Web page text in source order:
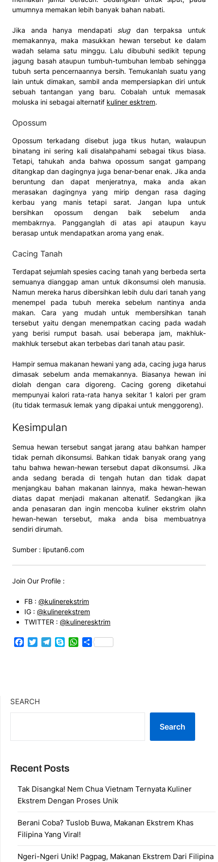
umumnya memakan lebih banyak bahan nabati.
Jika anda hanya mendapati slugdan terpaksa untuk
memakannya, maka masukkan hewan tersebut ke dalam
wadah selama satu minggu. Lalu dibubuhi sedikit tepung
jagung basah ataupun tumbuh-tumbuhan lembab sehingga
tubuh serta pencernaannya bersih. Temukanlah suatu yang
lain untuk dimakan, sambil anda mempersiapkan diri untuk
sebuah tantangan yang baru. Cobalah untuk memasak
moluska ini sebagai alternatif kuliner esktrem.
Opossum
Opossum terkadang disebut juga tikus hutan, walaupun
binatang ini sering kali disalahpahami sebagai tikus biasa.
Tetapi, tahukah anda bahwa opossum sangat gampang
ditangkap dan dagingnya juga benar-benar enak. Jika anda
beruntung dan dapat menjeratnya, maka anda akan
merasakan dagingnya yang mirip dengan rasa daging
kerbau yang manis tetapi sarat. Jangan lupa untuk
bersihkan opossum dengan baik sebelum anda
membakrnya. Pangganglah di atas api ataupun kayu
berasap untuk mendapatkan aroma yang enak.
Cacing Tanah
Terdapat sejumlah spesies cacing tanah yang berbeda serta
semuanya dianggap aman untuk dikonsumsi oleh manusia.
Namun mereka harus dibersihkan lebih dulu dari tanah yang
menempel pada tubuh mereka sebelum nantinya anda
makan. Cara yang mudah untuk membersihkan tanah
tersebut yaitu dengan menempatkan cacing pada wadah
yang berisi rumput basah. usai beberapa jam, makhluk-
makhluk tersebut akan terbebas dari tanah atau pasir.
Hampir semua makanan hewani yang ada, cacing juga harus
dimasak sebelum anda memakannya. Biasanya hewan ini
diolah dengan cara digoreng. Cacing goreng diketahui
mempunyai kalori rata-rata hanya sekitar 1 kalori per gram
(itu tidak termasuk lemak yang dipakai untuk menggoreng).
Kesimpulan
Semua hewan tersebut sangat jarang atau bahkan hamper
tidak pernah dikonsumsi. Bahkan tidak banyak orang yang
tahu bahwa hewan-hewan tersebut dapat dikonsumsi. Jika
anda sedang berada di tengah hutan dan tidak dapat
menjangkau bahan makanan lainnya, maka hewan-hewan
diatas dapat menjadi makanan altenatif. Sedangkan jika
anda penasaran dan ingin mencoba kuliner ekstrim olahn
hewan-hewan tersebut, maka anda bisa membuatnya
sendiri dirumah.
Sumber : liputan6.com
Join Our Profile :
FB : @kulinerekstrim
IG : @kulinerekstrem
TWITTER : @kulineresktrim
Facebook
TwitterTelegram
SkypeWhatsApp
Share
SEARCH
Search
Recent Posts
Tak Disangka! Nem Chua Vietnam Ternyata Kuliner
Ekstrem Dengan Proses Unik
Berani Coba? Tuslob Buwa, Makanan Ekstrem Khas
Filipina Yang Viral!
Ngeri-Ngeri Unik! Pagpag, Makanan Ekstrem Dari Filipina